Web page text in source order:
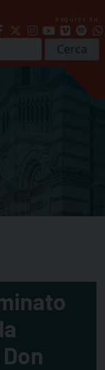
seguici su